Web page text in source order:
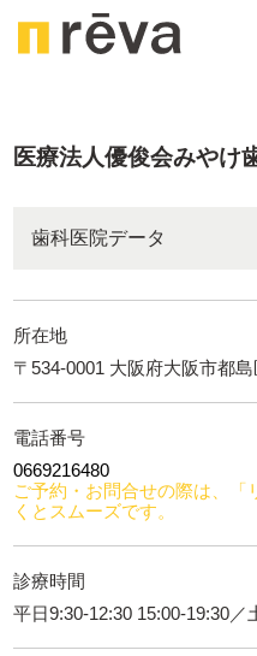
医療法人優俊会みやけ
歯科医院データ
所在地
〒534-0001 大阪府大阪市都
電話番号
0669216480
ご予約・お問合せの際は、
くとスムーズです。
診療時間
平日9:30-12:30 15:00-19:30／